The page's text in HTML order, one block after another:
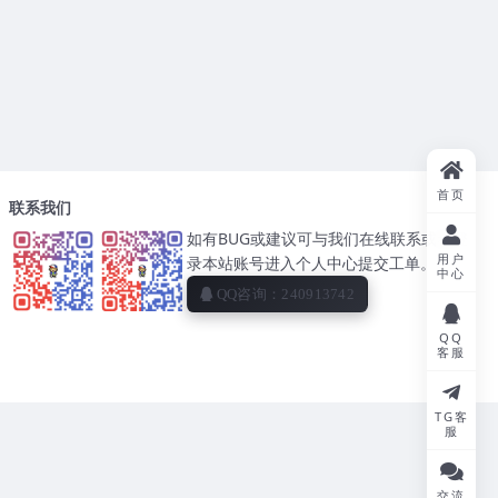
联系我们
如有BUG或建议可与我们在线联系或者登
录本站账号进入个人中心提交工单。
QQ咨询：240913742
首页
用户
中心
QQ
客服
TG客
服